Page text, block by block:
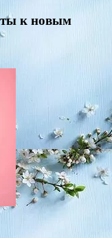
ты к новым